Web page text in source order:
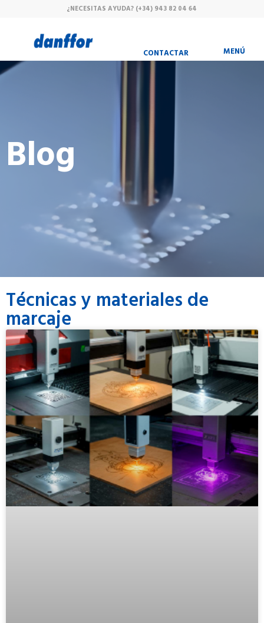
¿NECESITAS AYUDA? (+34) 943 82 04 64
CONTACTAR MENÚ
Blog
Técnicas y materiales de
marcaje